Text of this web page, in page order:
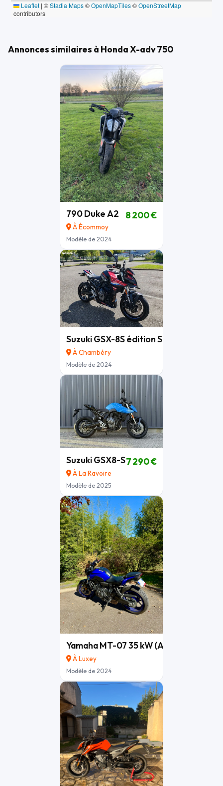
Leaflet | ©Stadia Maps©OpenMapTiles©OpenStreetMap
contributors
Annonces similaires à Honda X-adv 750
790 Duke A2
À Écommoy
Modèle de 2024
8 200 €
Suzuki GSX-8S édition SERT motul
À Chambéry
Modèle de 2024
Suzuki GSX8-S
À La Ravoire
Modèle de 2025
7 290 €
Yamaha MT-07 35 kW (A2) – Bleu Icon
À Luxey
Modèle de 2024